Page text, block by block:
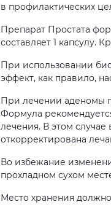
в профилактических
Препарат Простата
составляет 1 капсулу.
При использовании
эффект, как правило,
При лечении аденомы
Формула
лечения. В этом
откорректирована
Во избежание
прохладном сухом
Место хранения